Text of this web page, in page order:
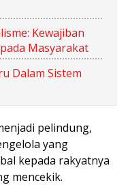
Kewajiban
Masyarakat
Dalam Sistem
pelindung,
yang
kepada rakyatnya
mencekik.